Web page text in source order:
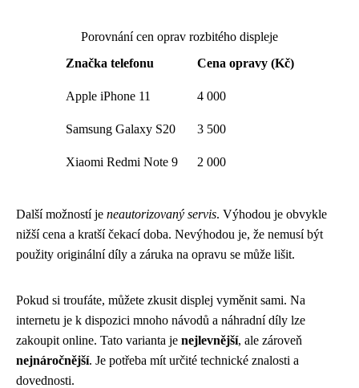
Porovnání cen oprav rozbitého displeje
Značka telefonu
Cena opravy (Kč)
Apple iPhone 11 4 000
Samsung Galaxy S20 3 500
Xiaomi Redmi Note 9 2 000
Další možností je neautorizovaný servis. Výhodou je obvykle
nižší cena a kratší čekací doba. Nevýhodou je, že nemusí být
použity originální díly a záruka na opravu se může lišit.
Pokud si troufáte, můžete zkusit displej vyměnit sami. Na
internetu je k dispozici mnoho návodů a náhradní díly lze
zakoupit online. Tato varianta je nejlevnější, ale zároveň
nejnáročnější. Je potřeba mít určité technické znalosti a
dovednosti.